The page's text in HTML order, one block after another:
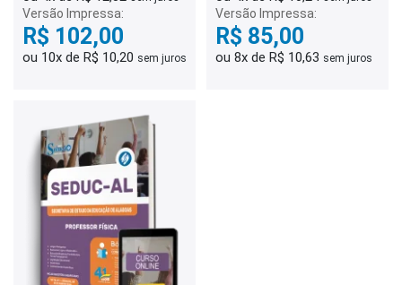
Versão Impressa:
R$ 102,00
ou 10x de R$ 10,20 sem juros
Versão Impressa:
R$ 85,00
ou 8x de R$ 10,63 sem juros